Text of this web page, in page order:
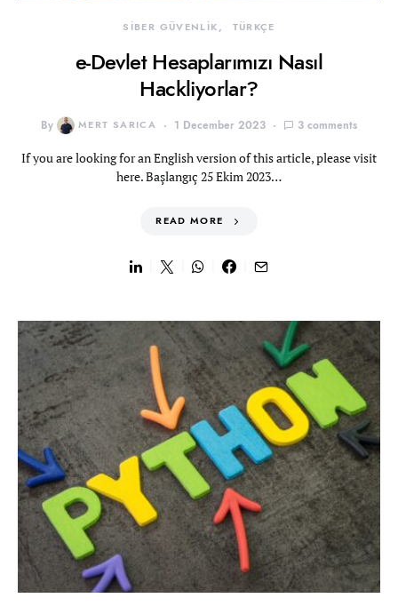
SİBER GÜVENLİK TÜRKÇE
e-Devlet Hesaplarımızı Nasıl
Hackliyorlar?
By MERT SARICA 1 December 2023 3 comments
If you are looking for an English version of this article, please visit
here. Başlangıç 25 Ekim 2023…
READ MORE